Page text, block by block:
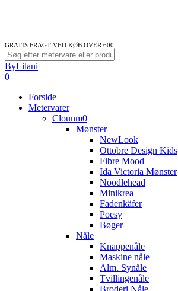
GRATIS FRAGT VED KØB OVER 600,-
Close
Search
ByLilani
search
account
0
Forside
Metervarer
Clounm0
Mønster
NewLook
Ottobre Design Kids
Fibre Mood
Ida Victoria Mønster
Noodlehead
Minikrea
Fadenkäfer
Poesy
Bøger
Nåle
Knappenåle
Maskine nåle
Alm. Synåle
Tvillingenåle
Broderi Nåle